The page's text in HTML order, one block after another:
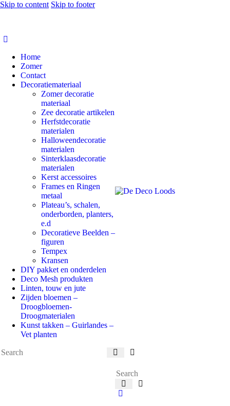
Skip to content Skip to footer
Home
Zomer
Contact
Decoratiemateriaal
Zomer decoratie
materiaal
Zee decoratie artikelen
Herfstdecoratie
materialen
Halloweendecoratie
materialen
Sinterklaasdecoratie
materialen
Kerst accessoires
Frames en Ringen
metaal
Plateau’s, schalen,
onderborden, planters,
e.d
Decoratieve Beelden –
figuren
Tempex
Kransen
DIY pakket en onderdelen
Deco Mesh produkten
Linten, touw en jute
Zijden bloemen –
Droogbloemen-
Droogmaterialen
Kunst takken – Guirlandes –
Vet planten